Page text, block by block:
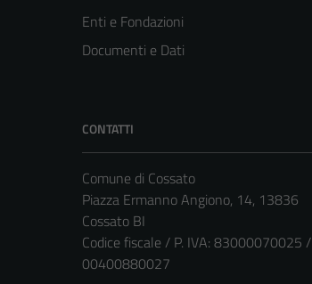
Enti e Fondazioni
Documenti e Dati
CONTATTI
Comune di Cossato
Piazza Ermanno Angiono, 14, 13836
Cossato BI
Codice fiscale / P. IVA: 83000070025 /
00400880027